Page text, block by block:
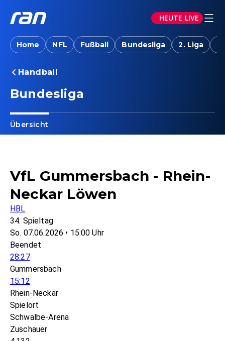
HEUTE LIVE
Home NFL Fußball Bundesliga 2. Liga
Handball
Bundesliga
Übersicht
VfL Gummersbach - Rhein-
Neckar Löwen
HBL
34. Spieltag
So. 07.06.2026 • 15:00 Uhr
Beendet
28:27
Gummersbach
15:12
Rhein-Neckar
Spielort
Schwalbe-Arena
Zuschauer